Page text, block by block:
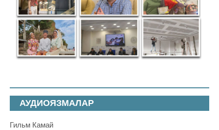
АУДИОЯЗМАЛАР
Гильм Камай